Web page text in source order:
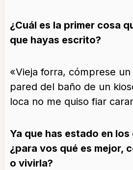
¿Cuál es la primer cosa
que hayas escrito?
«Vieja forra, cómprese
pared del baño de un
loca no me quiso fiar
Ya que has estado en
¿para vos qué es mejor,
o vivirla?